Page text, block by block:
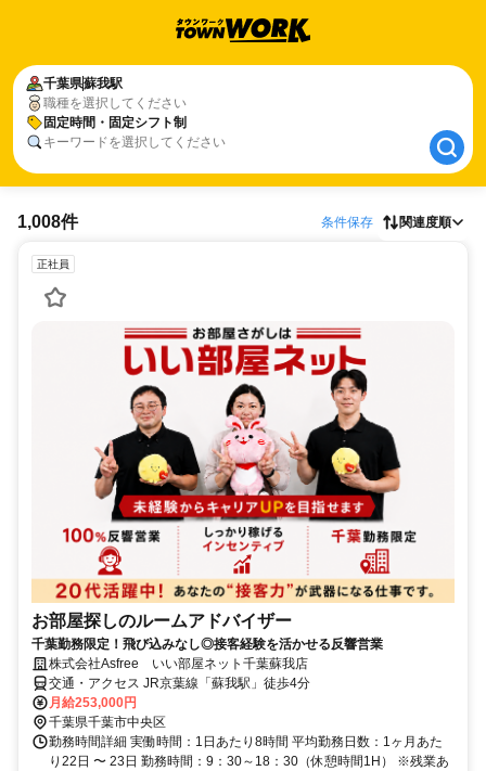
千葉県蘇我駅
職種を選択してください
固定時間・固定シフト制
キーワードを選択してください
千葉県蘇我駅
固定時間・固定シフト制
1,008件 条件保存 関連度順
正社員
お部屋探しのルームアドバイザー
千葉勤務限定！飛び込みなし◎接客経験を活かせる反響営業
株式会社Asfree いい部屋ネット千葉蘇我店
交通・アクセス JR京葉線「蘇我駅」徒歩4分
月給253,000円
千葉県千葉市中央区
勤務時間詳細 実働時間：1日あたり8時間 平均勤務日数：1ヶ月あた
り22日 〜 23日 勤務時間：9：30～18：30（休憩時間1H） ※残業あ